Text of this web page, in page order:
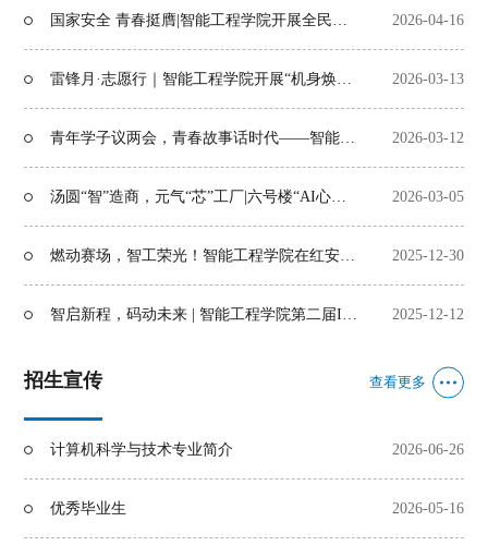
国家安全 青春挺膺|智能工程学院开展全民国家安全教育日宣讲活动 2026-04-16
雷锋月·志愿行｜智能工程学院开展“机身焕新”志愿服务活动 2026-03-13
青年学子议两会，青春故事话时代——智能工程学院举办两会精神主题分享活动 2026-03-12
汤圆“智”造商，元气“芯”工厂|六号楼“AI心苑”元宵国风养生活动温情启幕 2026-03-05
燃动赛场，智工荣光！智能工程学院在红安校区体育文化节再创佳绩 2025-12-30
智启新程，码动未来 | 智能工程学院第二届IT文化节圆满落幕 2025-12-12
招生宣传 查看更多
计算机科学与技术专业简介 2026-06-26
优秀毕业生 2026-05-16